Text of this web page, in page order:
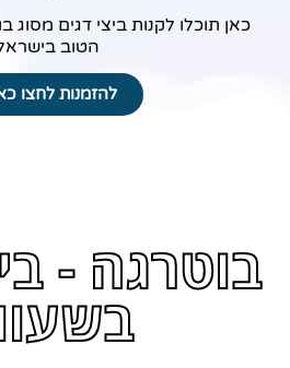
כאן תוכלו לקנות ביצי דגים מסוג
הטוב
להזמנות לחצו
בוטרגה -